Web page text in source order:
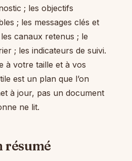
; les objectifs
; les messages clés et
canaux retenus ; le
; les indicateurs de suivi.
à votre taille et à vos
est un plan que l’on
à jour, pas un document
ne lit.
résumé